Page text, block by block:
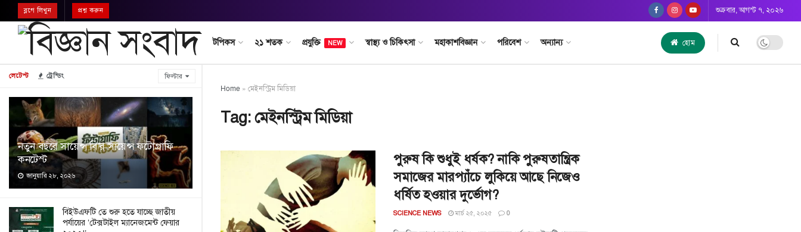
লেটেস্ট ট্রেন্ডিং ফিল্টার
নতুন বছরে সায়েন্স বি’র সায়েন্স ফটোগ্রাফি
কনটেস্ট
জানুয়ারি ২৮, ২০২৬
বিইউএফটি তে শুরু হতে যাচ্ছে জাতীয়
পর্যায়ের ‘টেক্সটাইল ম্যানেজমেন্ট ফেয়ার
ব্লগে লিখুন প্রশ্ন করুন শুক্রবার, আগস্ট ৭, ২০২৬
টপিকস ২১ শতক প্রযুক্তি NEW স্বাস্থ্য ও চিকিৎসা মহাকাশবিজ্ঞান পরিবেশ অন্যান্য হোম
Home » মেইনস্ট্রিম মিডিয়া
Tag:মেইনস্ট্রিম মিডিয়া
পুরুষ কি শুধুই ধর্ষক? নাকি পুরুষতান্ত্রিক
সমাজের মারপ্যাঁচে লুকিয়ে আছে নিজেও
ধর্ষিত হওয়ার দুর্ভোগ?
SCIENCE NEWS মার্চ ২৫, ২০২৫ 0